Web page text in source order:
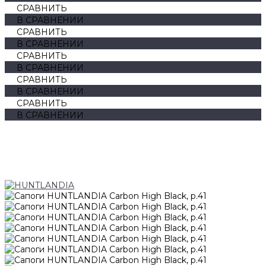
СРАВНИТЬ
В СРАВНЕНИИ
СРАВНИТЬ
В СРАВНЕНИИ
СРАВНИТЬ
В СРАВНЕНИИ
СРАВНИТЬ
В СРАВНЕНИИ
СРАВНИТЬ
В СРАВНЕНИИ